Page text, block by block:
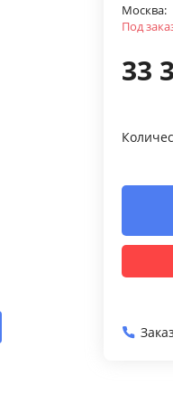
Москва:
Под
33